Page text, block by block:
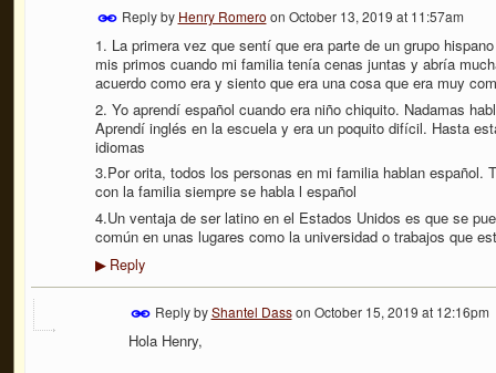
Reply by Henry Romero on October 13, 2019 at 11:57am
1. La primera vez que sentí que era parte de un grupo
mis primos cuando mi familia tenía cenas juntas y abría
acuerdo como era y siento que era una cosa que era muy
2. Yo aprendí español cuando era niño chiquito. Nadamas
Aprendí inglés en la escuela y era un poquito difícil. Hasta
idiomas
3.Por orita, todos los personas en mi familia hablan español.
con la familia siempre se habla l español
4.Un ventaja de ser latino en el Estados Unidos es que se
común en unas lugares como la universidad o trabajos que
▶Reply
Reply byShantel Dasson October 15, 2019 at 12:16pm
Hola Henry,